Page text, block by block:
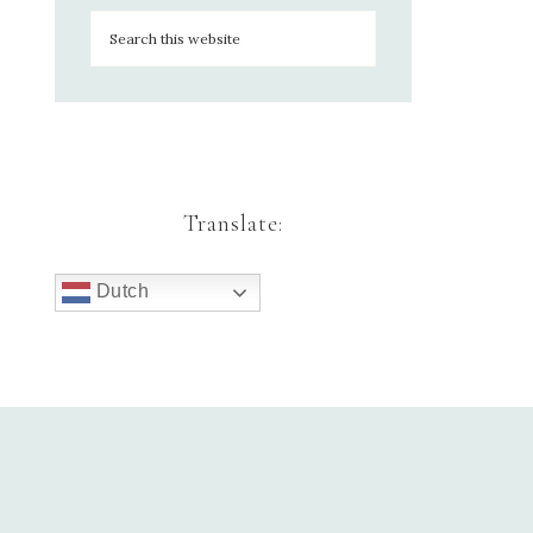
Translate:
Dutch